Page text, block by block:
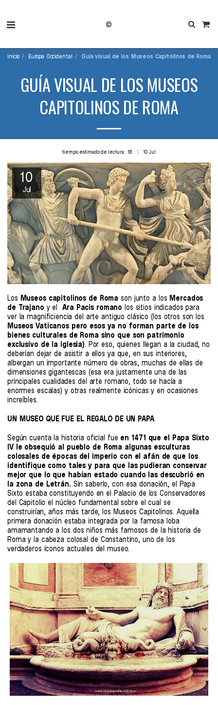
©
inicio Europa Occidental Guía visual de los Museos Capitolinos de Roma
GUÍA VISUAL DE LOS MUSEOS
CAPITOLINOS DE ROMA
tiempo estimado de lectura : 18 10Jul
10
Jul
Los Museos capitolinos de Roma son junto a los Mercados
de Trajano y elAra Pacis romano los sitios indicados para
ver la magnificiencia del arte antiguo clásico (los otros son los
Museos Vaticanos pero esos ya no forman parte de los
bienes culturales de Roma sino que son patrimonio
exclusivo de la iglesia). Por eso, quienes llegan a la ciudad, no
deberían dejar de asistir a ellos ya que, en sus interiores,
albergan un importante número de obras, muchas de ellas de
dimensiones gigantescas (esa era justamente una de las
principales cualidades del arte romano, todo se hacía a
enormes escalas) y otras realmente icónicas y en ocasiones
increíbles.
UN MUSEO QUE FUE EL REGALO DE UN PAPA
Según cuenta la historia oficial fue en 1471 que el Papa Sixto
IV le obsequió al pueblo de Roma algunas esculturas
colosales de épocas del imperio con el afán de que los
identifique como tales y para que las pudieran conservar
mejor que lo que habían estado cuando las descubrió en
la zona de Letrán. Sin saberlo, con esa donación, el Papa
Sixto estaba constituyendo en el Palacio de los Conservadores
del Capitolio el núcleo fundamental sobre el cual se
construirían, años más tarde, los Museos Capitolinos. Aquella
primera donación estaba integrada por la famosa loba
amamantando a los dos niños más famosos de la historia de
Roma y la cabeza colosal de Constantino, uno de los
verdaderos íconos actuales del museo.